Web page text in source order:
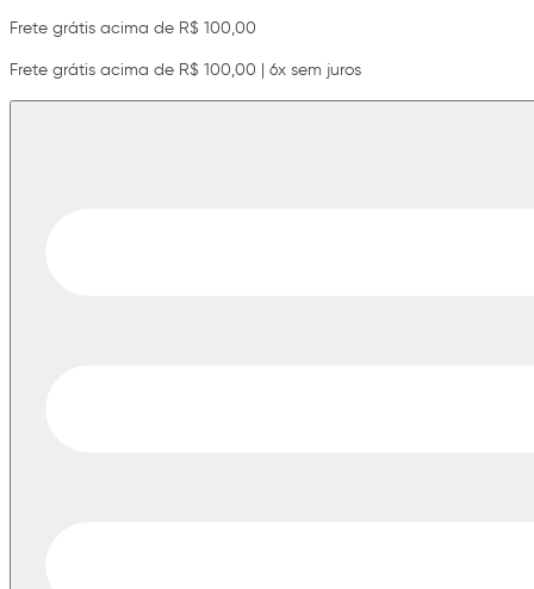
Frete grátis acima de R$ 100,00
Frete grátis acima de R$ 100,00 | 6x sem juros